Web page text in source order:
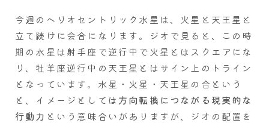
今週のヘリオセントリック水星は、火星と天王星と
立て続けに会合になります。ジオで見ると、この時
期の水星は射手座で逆行中で火星とはスクエアにな
り、牡羊座逆行中の天王星とはサイン上のトライン
となっています。水星・火星・天王星の合という
と、イメージとしては方向転換につながる現実的な
行動力 という意味合いがありますが、ジオの配置を